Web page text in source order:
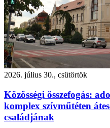
2026. július 30., csütörtök
Közösségi összefogás:
komplex szívműtéten
családjának